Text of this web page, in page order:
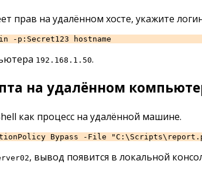
прав на удалённом хосте, укажите
-p:Secret123 hostname
192.168.1.50.
на удалённом
как процесс на удалённой машине.
Bypass -File
, вывод появится в локальной